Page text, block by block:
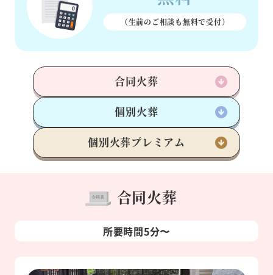
（生前のご相談も無料で受付）
合同火葬
個別火葬
個別火葬プレミアム
合同火葬
所要時間5分〜